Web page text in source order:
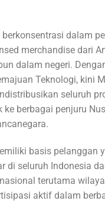
dalam
merchandise dari
dalam negeri.
Teknologi, kini
seluruh
ke berbagai penjuru
basis pelanggan
di seluruh Indonesia
terutama
aktif dalam